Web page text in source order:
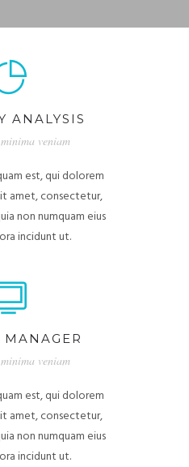
ANALYSIS
veniam
est, qui dolorem
amet, consectetur,
non numquam eius
incidunt ut.
MANAGER
veniam
est, qui dolorem
amet, consectetur,
non numquam eius
incidunt ut.